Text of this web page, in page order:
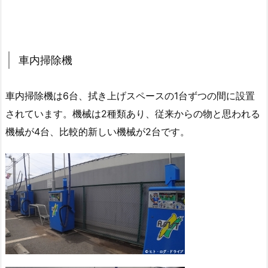
車内掃除機
車内掃除機は6台、拭き上げスペースの1台ずつの間に設置
されています。機械は2種類あり、従来からの物と思われる
機械が4台、比較的新しい機械が2台です。